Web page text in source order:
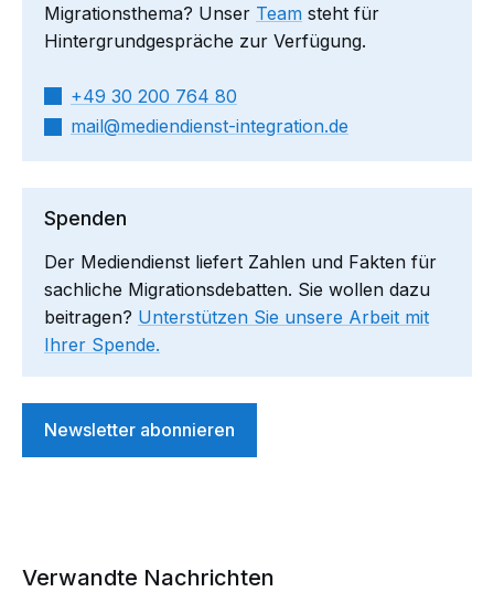
Migrationsthema? Unser Team steht für
Hintergrundgespräche zur Verfügung.
+49 30 200 764 80
mail​
mediendienst-integration.de
Spenden
Der Mediendienst liefert Zahlen und Fakten für
sachliche Migrationsdebatten. Sie wollen dazu
beitragen? Unterstützen Sie unsere Arbeit mit
Ihrer Spende.
Newsletter abonnieren
Verwandte Nachrichten